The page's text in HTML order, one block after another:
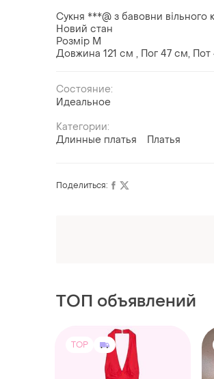
Сукня ***@ з бавовни вільного
Новий стан
Розмір М
Довжина 121 см , Пог 47 см,
Состояние:
Идеальное
Категории:
Длинные платья
Платья
Поделиться:
ТОП объявлений
TOP